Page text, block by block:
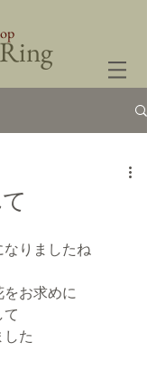
りましたね
お求めに
て
した